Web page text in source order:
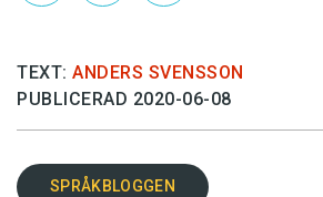
TEXT: ANDERS SVENSSON
PUBLICERAD 2020-06-08
SPRÅKBLOGGEN